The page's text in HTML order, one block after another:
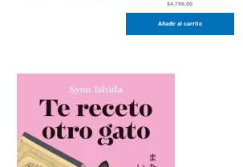
$4.799,00
Añadir al carrito